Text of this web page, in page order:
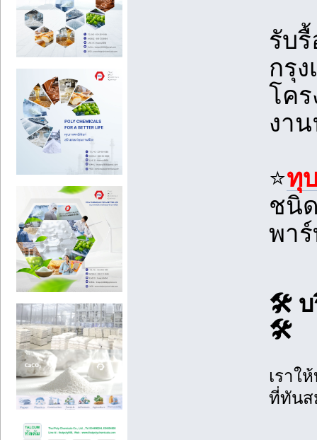
รับ
กรุ
โค
งา
⭐ทุ
ชนิ
พา
🛠️ บ
🛠️
เราใ
ที่ทันส